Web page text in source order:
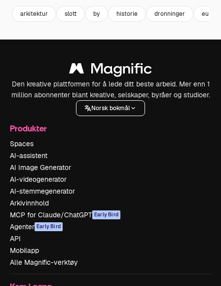
arkitektur slott by historie dronninger europe
Den kreative plattformen for å lede ditt beste arbeid. Mer enn 1
million abonnenter blant kreative, selskaper, byråer og studioer.
Norsk bokmål
Produkter
Spaces
AI-assistent
AI Image Generator
AI-videogenerator
AI-stemmegenerator
Arkivinnhold
MCP for Claude/ChatGPT Early Bird
Agenter Early Bird
API
Mobilapp
Alle Magnific-verktøy